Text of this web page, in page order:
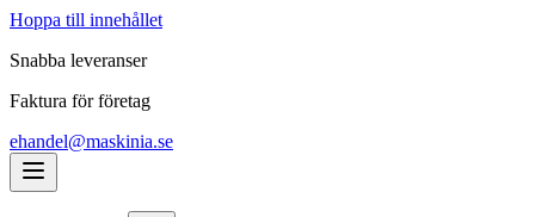
Hoppa till innehållet
Snabba leveranser
Faktura för företag
ehandel@maskinia.se